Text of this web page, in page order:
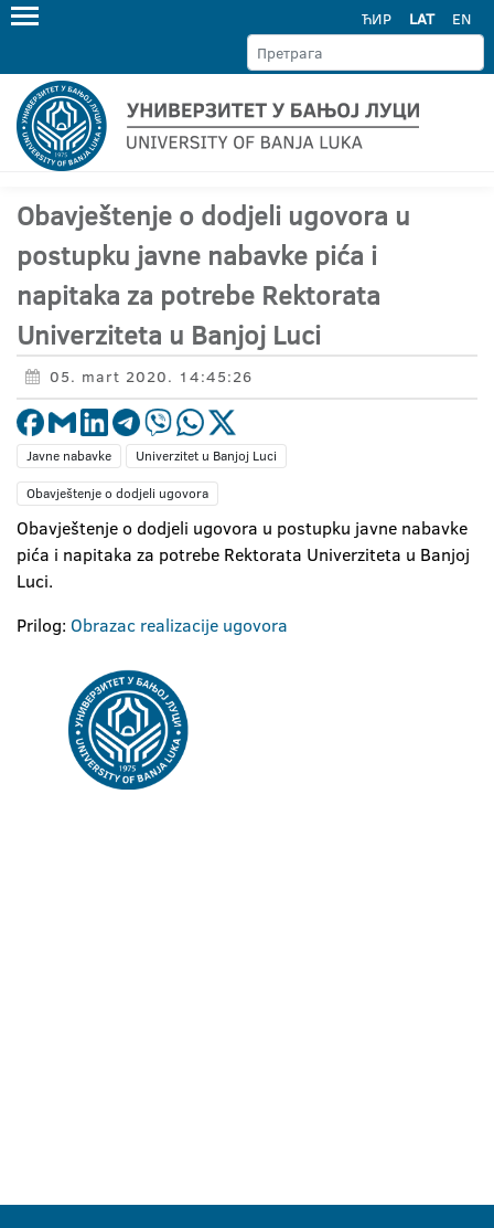
ЋИР LAT EN
Obavještenje o dodjeli ugovora u
postupku javne nabavke pića i
napitaka za potrebe Rektorata
Univerziteta u Banjoj Luci
05. mart 2020. 14:45:26
Javne nabavke
Univerzitet u Banjoj Luci
Obavještenje o dodjeli ugovora
Obavještenje o dodjeli ugovora u postupku javne nabavke
pića i napitaka za potrebe Rektorata Univerziteta u Banjoj
Luci.
Prilog: Obrazac realizacije ugovora